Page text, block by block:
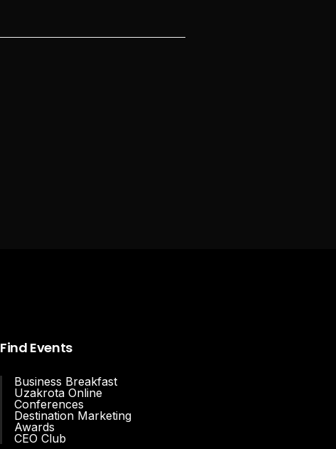
Find Events
Business Breakfast
Uzakrota Online
Conferences
Destination Marketing
Awards
CEO Club